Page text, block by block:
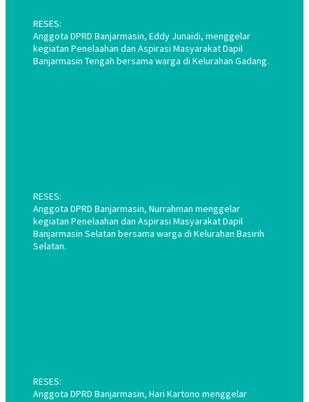
RESES:
Anggota DPRD Banjarmasin, Eddy Junaidi, menggelar
kegiatan Penelaahan dan Aspirasi Masyarakat Dapil
Banjarmasin Tengah bersama warga di Kelurahan Gadang.
RESES:
Anggota DPRD Banjarmasin, Nurrahman menggelar
kegiatan Penelaahan dan Aspirasi Masyarakat Dapil
Banjarmasin Selatan bersama warga di Kelurahan Basirih
Selatan.
RESES:
Anggota DPRD Banjarmasin, Hari Kartono menggelar